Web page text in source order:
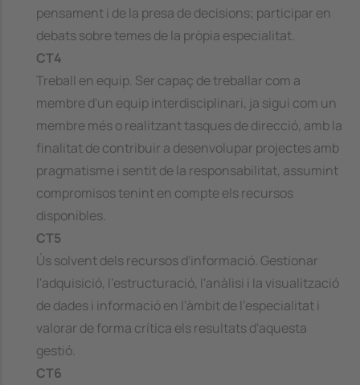
pensament i de la presa de decisions; participar en
debats sobre temes de la pròpia especialitat.
CT4
Treball en equip. Ser capaç de treballar com a
membre d'un equip interdisciplinari, ja sigui com un
membre més o realitzant tasques de direcció, amb la
finalitat de contribuir a desenvolupar projectes amb
pragmatisme i sentit de la responsabilitat, assumint
compromisos tenint en compte els recursos
disponibles.
CT5
Ús solvent dels recursos d'informació. Gestionar
l'adquisició, l'estructuració, l'anàlisi i la visualització
de dades i informació en l'àmbit de l'especialitat i
valorar de forma crítica els resultats d'aquesta
gestió.
CT6